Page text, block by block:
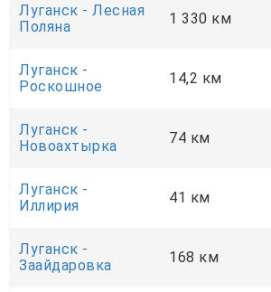
Луганск - Лесная
Поляна
1 330 км
Луганск -
Роскошное
14,2 км
Луганск -
Новоахтырка
74 км
Луганск -
Иллирия
41 км
Луганск -
Заайдаровка
168 км